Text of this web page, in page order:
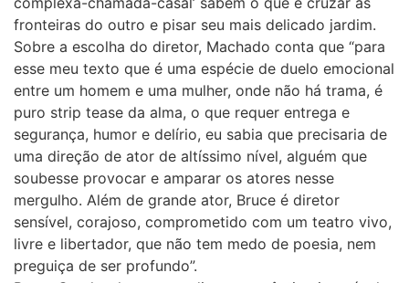
fronteiras do outro e pisar seu mais delicado jardim.
Sobre a escolha do diretor, Machado conta que “para
esse meu texto que é uma espécie de duelo emocional
entre um homem e uma mulher, onde não há trama, é
puro strip tease da alma, o que requer entrega e
segurança, humor e delírio, eu sabia que precisaria de
uma direção de ator de altíssimo nível, alguém que
soubesse provocar e amparar os atores nesse
mergulho. Além de grande ator, Bruce é diretor
sensível, corajoso, comprometido com um teatro vivo,
livre e libertador, que não tem medo de poesia, nem
preguiça de ser profundo”.